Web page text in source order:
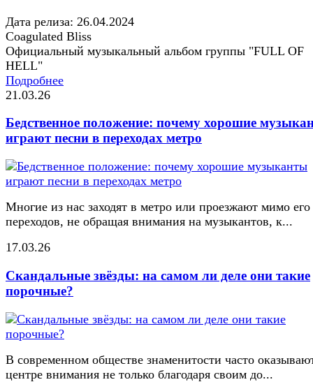
Дата релиза: 26.04.2024
Coagulated Bliss
Официальный музыкальный альбом группы "FULL OF
HELL"
Подробнее
21.03.26
Бедственное положение: почему хорошие
играют песни в переходах метро
Многие из нас заходят в метро или проезжают мимо его
переходов, не обращая внимания на музыкантов, к...
17.03.26
Скандальные звёзды: на самом ли деле они такие
порочные?
В современном обществе знаменитости часто
центре внимания не только благодаря своим до...